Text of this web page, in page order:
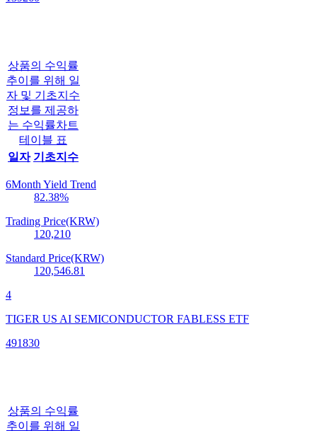
상품의 수익률
추이를 위해 일
자 및 기초지수
정보를 제공하
는 수익률차트
테이블 표
일자 기초지수
6Month Yield Trend
82.38%
Trading Price(KRW)
120,210
Standard Price(KRW)
120,546.81
4
TIGER US AI SEMICONDUCTOR FABLESS ETF
491830
상품의 수익률
추이를 위해 일